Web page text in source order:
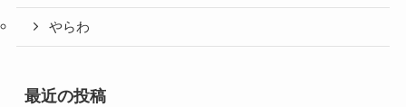
やらわ
最近の投稿